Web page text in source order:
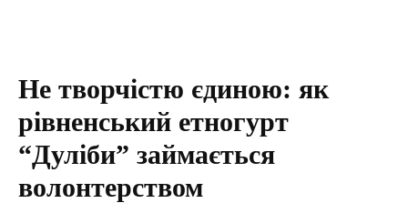
Не творчістю єдиною: як
рівненський етногурт
“Дуліби” займається
волонтерством